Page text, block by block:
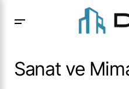
Sanat ve